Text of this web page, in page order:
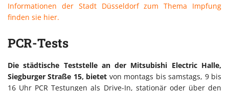
Informationen der Stadt Düsseldorf zum Thema Impfung
finden sie hier.
PCR-Tests
Die städtische Teststelle an der Mitsubishi Electric Halle,
Siegburger Straße 15, bietet von montags bis samstags, 9 bis
16 Uhr PCR Testungen als Drive-In, stationär oder über den